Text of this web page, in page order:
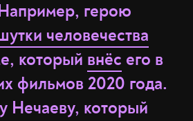
герою
человечества
который внёс его в
фильмов 2020 года.
Нечаеву, который